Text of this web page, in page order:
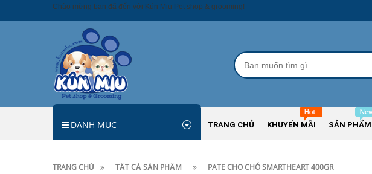
Chào mừng bạn đã đến với Kún Miu Pet shop & grooming!
DANH MỤC TRANG CHỦ KHUYẾN MÃI SẢN PHẨM
TRANG CHỦ TẤT CẢ SẢN PHẨM PATE CHO CHÓ SMARTHEART 400GR